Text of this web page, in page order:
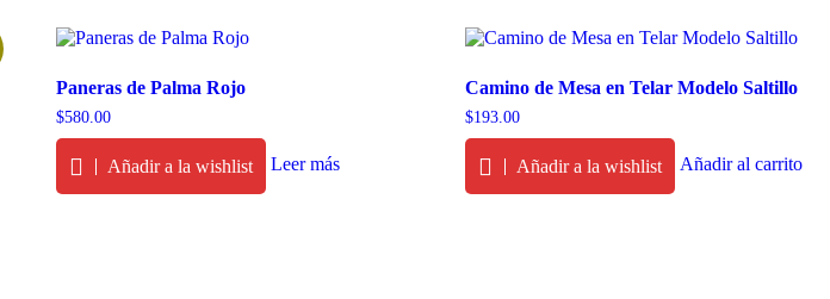
Paneras de Palma Rojo
$580.00
Añadir a la wishlist Leer más
Camino de Mesa en Telar Modelo Saltillo
$193.00
Añadir a la wishlist Añadir al carrito